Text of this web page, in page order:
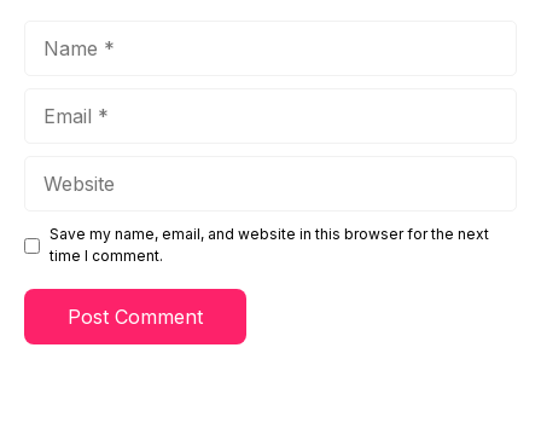
Save my name, email, and website in this browser for the next
time I comment.